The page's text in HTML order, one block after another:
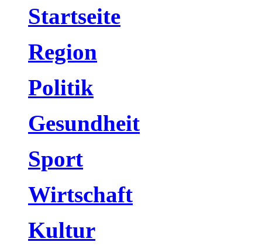
Startseite
Region
Politik
Gesundheit
Sport
Wirtschaft
Kultur